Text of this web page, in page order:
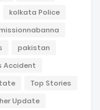
kolkata Police
pakistan
Accident
Top Stories
Update